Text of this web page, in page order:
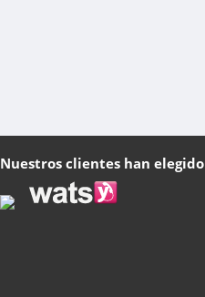
Nuestros clientes han elegido